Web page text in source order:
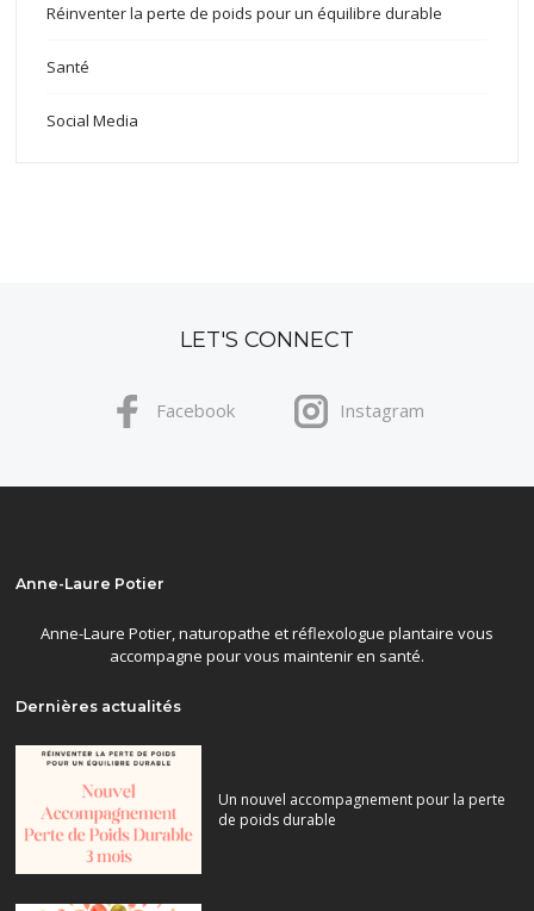
Réinventer la perte de poids pour un équilibre durable
Santé
Social Media
LET'S CONNECT
Facebook Instagram
Anne-Laure Potier
Anne-Laure Potier, naturopathe et réflexologue plantaire vous
accompagne pour vous maintenir en santé.
Dernières actualités
Un nouvel accompagnement pour la perte
de poids durable